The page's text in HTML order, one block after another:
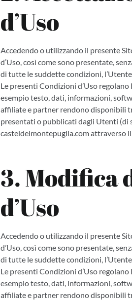
d’Uso
Accedendo o utilizzando il presente
d’Uso, così come sono presentate,
di tutte le suddette condizioni,
Le presenti Condizioni d’Uso
esempio testo, dati, informazioni,
affiliate e partner rendono disponibili
presentati o pubblicati dagli Utenti (di
casteldelmontepuglia.com attraverso
3. Modifica
d’Uso
Accedendo o utilizzando il presente
d’Uso, così come sono presentate,
di tutte le suddette condizioni,
Le presenti Condizioni d’Uso
esempio testo, dati, informazioni,
affiliate e partner rendono disponibili